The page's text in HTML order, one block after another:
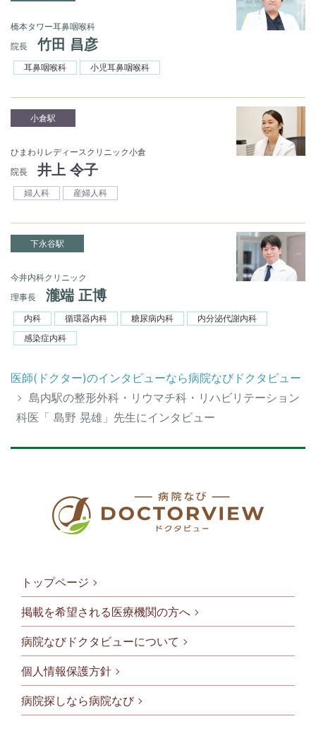
橋本タワー耳鼻咽喉科
院長
竹田 昌彦
耳鼻咽喉科 小児耳鼻咽喉科
小倉駅
ひまわりレディースクリニック小倉
院長
井上 令子
婦人科 産婦人科
下永谷駅
今井内科クリニック
理事長
瀧端 正博
内科 循環器内科 糖尿病内科
内分泌代謝内科
感染症内科
医師(ドクター)のインタビューなら病院なびドクタビュー
島内駅の整形外科・リウマチ科・リハビリテーション
科医「 島野 晃雄」先生にインタビュー
フッタメニ
トップページ
掲載を希望される医療機関の方へ
病院なびドクタビューについて
個人情報保護方針
病院探しなら病院なび